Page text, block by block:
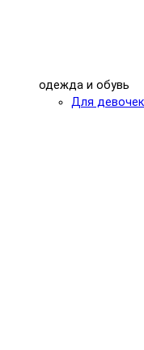
одежда и обувь
Для девочек